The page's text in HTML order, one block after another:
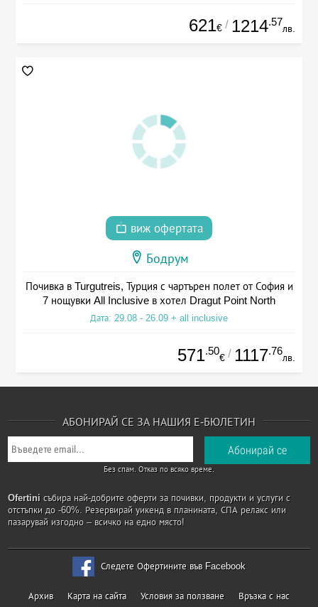
621€ / 1214.57
лв.
виж офертата
Бодрум
Почивка в Turgutreis, Турция с чартърен полет от София и
7 нощувки All Inclusive в хотел Dragut Point North
Дата: 29.08 - 26.09 + all inclusive
571.50
€ / 1117.76
лв.
АБОНИРАЙ СЕ ЗА НАШИЯ Е-БЮЛЕТИН
Без спам. Отказ по всяко време.
Ofertini събира най-добрите оферти за почивки, продукти и услуги с
отстъпки до -60%. Резервирай уикенд в планината, СПА релакс или
пазарувай изгодно – всичко на едно място!
Следете Офертините във Facebook
Архив Карта на сайта Условия за ползване Връзка с нас